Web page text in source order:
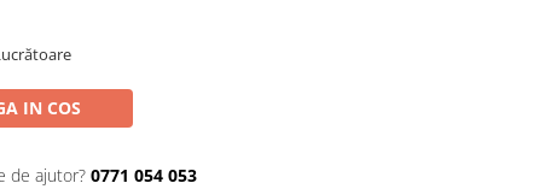
IN COS
de ajutor? 0771 054 053